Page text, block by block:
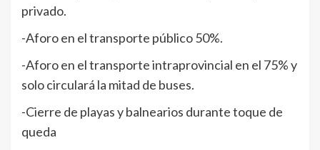
privado.
-Aforo en el transporte público 50%.
-Aforo en el transporte intraprovincial en el 75% y
solo circulará la mitad de buses.
-Cierre de playas y balnearios durante toque de
queda